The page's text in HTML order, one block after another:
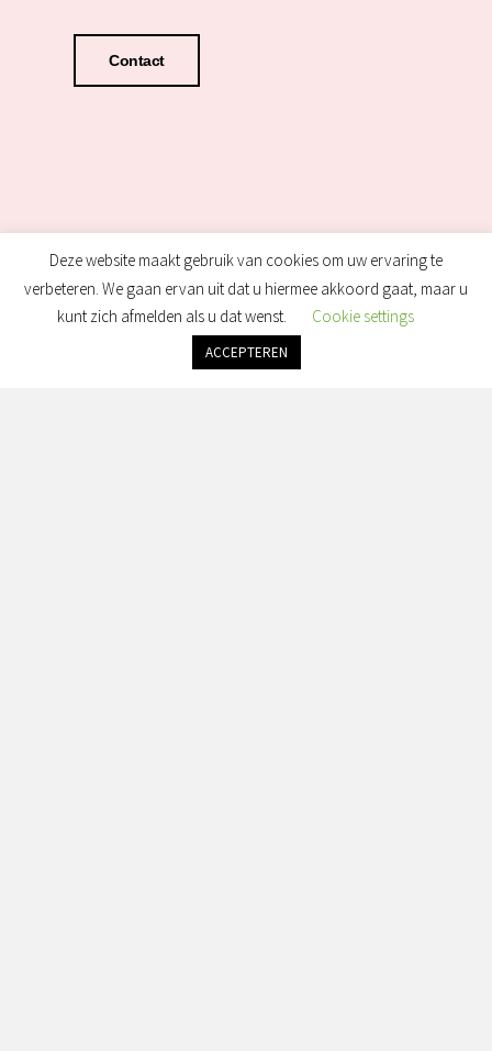
Contact
Deze website maakt gebruik van cookies om uw ervaring te
verbeteren. We gaan ervan uit dat u hiermee akkoord gaat, maar u
kunt zich afmelden als u dat wenst.
Cookie settings
ACCEPTEREN